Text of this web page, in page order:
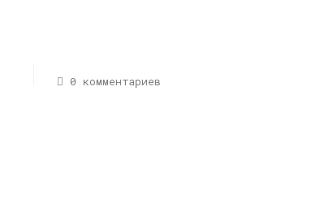
0 комментариев